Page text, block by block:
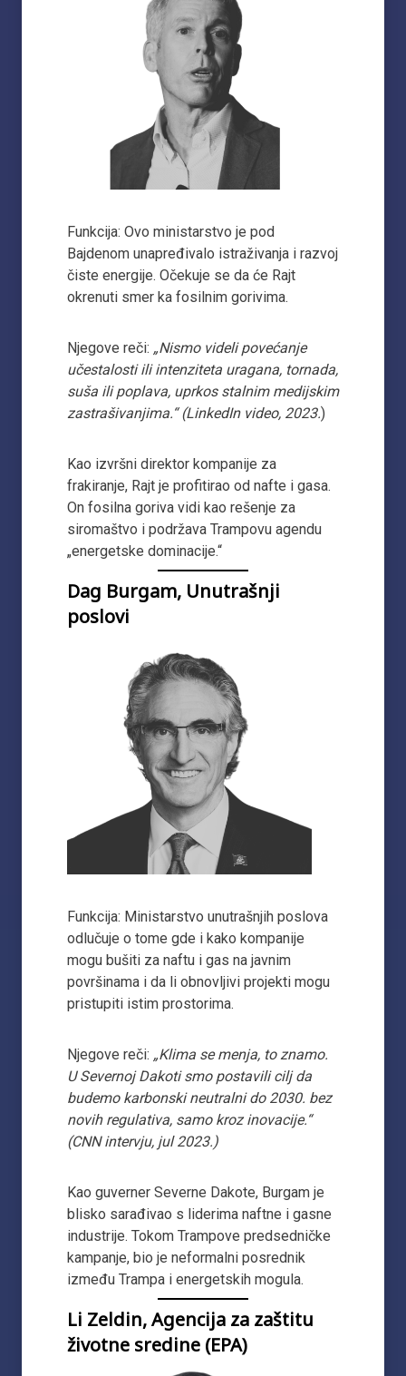
Funkcija: Ovo ministarstvo je pod
Bajdenom unapređivalo istraživanja i razvoj
čiste energije. Očekuje se da će Rajt
okrenuti smer ka fosilnim gorivima.
Njegove reči: „Nismo videli povećanje
učestalosti ili intenziteta uragana, tornada,
suša ili poplava, uprkos stalnim medijskim
zastrašivanjima.“ (LinkedIn video, 2023.)
Kao izvršni direktor kompanije za
frakiranje, Rajt je profitirao od nafte i gasa.
On fosilna goriva vidi kao rešenje za
siromaštvo i podržava Trampovu agendu
„energetske dominacije.“
Dag Burgam, Unutrašnji
poslovi
Funkcija: Ministarstvo unutrašnjih poslova
odlučuje o tome gde i kako kompanije
mogu bušiti za naftu i gas na javnim
površinama i da li obnovljivi projekti mogu
pristupiti istim prostorima.
Njegove reči: „Klima se menja, to znamo.
U Severnoj Dakoti smo postavili cilj da
budemo karbonski neutralni do 2030. bez
novih regulativa, samo kroz inovacije.“
(CNN intervju, jul 2023.)
Kao guverner Severne Dakote, Burgam je
blisko sarađivao s liderima naftne i gasne
industrije. Tokom Trampove predsedničke
kampanje, bio je neformalni posrednik
između Trampa i energetskih mogula.
Li Zeldin, Agencija za zaštitu
životne sredine (EPA)